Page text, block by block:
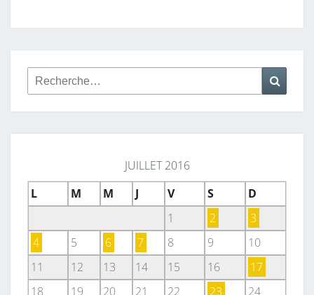
Rechercher :
JUILLET 2016
L
M M J V S
D
1
2
3
4
5 6 7 8 9
10
11
12 13 14 15 16
17
18
19 20 21 22 23
24